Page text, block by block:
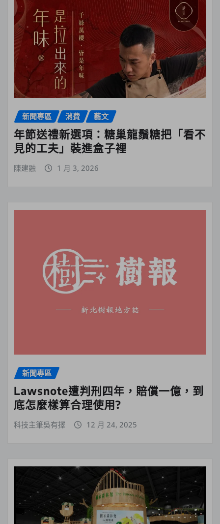
新聞專區 消費 藝文
年節送禮新選項：糖巢龍鬚糖把「看不
見的工夫」裝進盒子裡
陳建融 1 月 3, 2026
新聞專區
Lawsnote遭判刑四年，賠償一億，到
底怎麼樣算合理使用?
科技主筆吳有擇 12 月 24, 2025